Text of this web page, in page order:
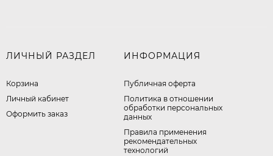
ЛИЧНЫЙ РАЗДЕЛ
Корзина
Личный кабинет
Оформить заказ
ИНФОРМАЦИЯ
Публичная оферта
​Политика в отношении
обработки персональных
данных
Правила применения
рекомендательных
технологий